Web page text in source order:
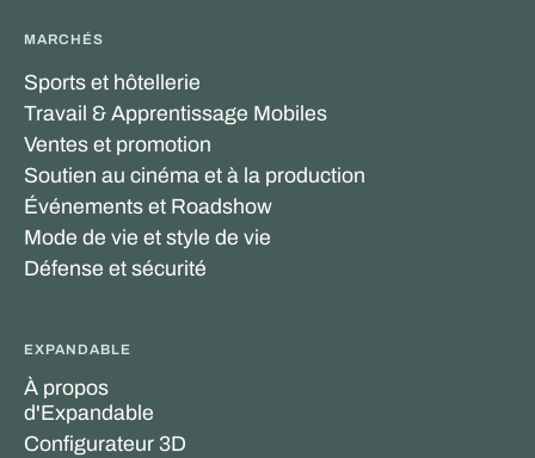
MARCHÉS
Sports et hôtellerie
Travail & Apprentissage Mobiles
Ventes et promotion
Soutien au cinéma et à la production
Événements et Roadshow
Mode de vie et style de vie
Défense et sécurité
EXPANDABLE
À propos
d'Expandable
Configurateur 3D